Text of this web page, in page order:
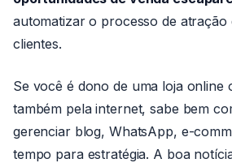
automatizar o processo de atração
clientes.
Se você é dono de uma loja online
também pela internet, sabe bem
gerenciar blog, WhatsApp, e-
tempo para estratégia. A boa